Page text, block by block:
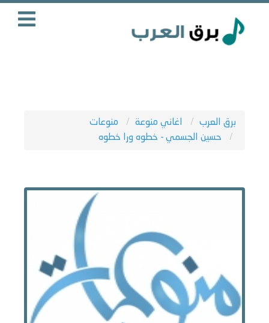
برق العرب اغاني منوعة
منوعات
حسين الجسمي - خطوه ورا خطوه